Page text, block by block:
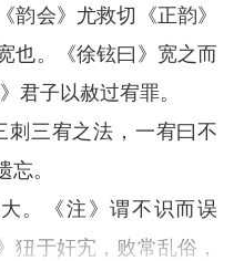
韵会》尤救切《正韵》
也。《徐铉曰》宽之而
君子以赦过宥罪。
刺三宥之法，一宥曰不
。
。《注》谓不识而误
狃于奸宄，败常乱俗，